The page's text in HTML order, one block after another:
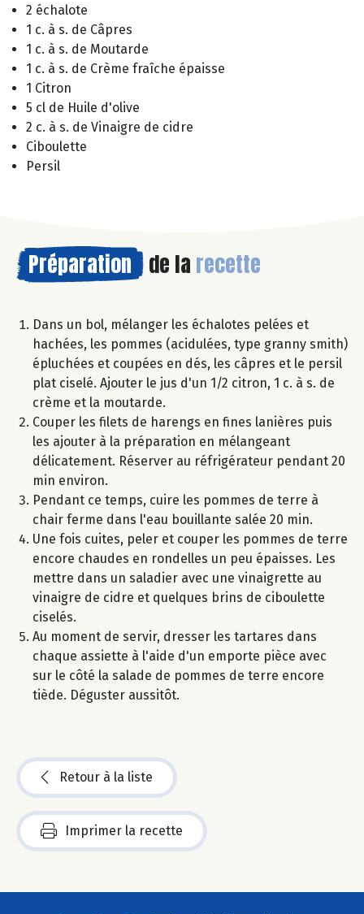
2 échalote
1 c. à s. de Câpres
1 c. à s. de Moutarde
1 c. à s. de Crème fraîche épaisse
1 Citron
5 cl de Huile d'olive
2 c. à s. de Vinaigre de cidre
Ciboulette
Persil
Préparation de la recette
Dans un bol, mélanger les échalotes pelées et
hachées, les pommes (acidulées, type granny smith)
épluchées et coupées en dés, les câpres et le persil
plat ciselé. Ajouter le jus d'un 1/2 citron, 1 c. à s. de
crème et la moutarde.
Couper les filets de harengs en fines lanières puis
les ajouter à la préparation en mélangeant
délicatement. Réserver au réfrigérateur pendant 20
min environ.
Pendant ce temps, cuire les pommes de terre à
chair ferme dans l'eau bouillante salée 20 min.
Une fois cuites, peler et couper les pommes de terre
encore chaudes en rondelles un peu épaisses. Les
mettre dans un saladier avec une vinaigrette au
vinaigre de cidre et quelques brins de ciboulette
ciselés.
Au moment de servir, dresser les tartares dans
chaque assiette à l'aide d'un emporte pièce avec
sur le côté la salade de pommes de terre encore
tiède. Déguster aussitôt.
Retour à la liste
Imprimer la recette